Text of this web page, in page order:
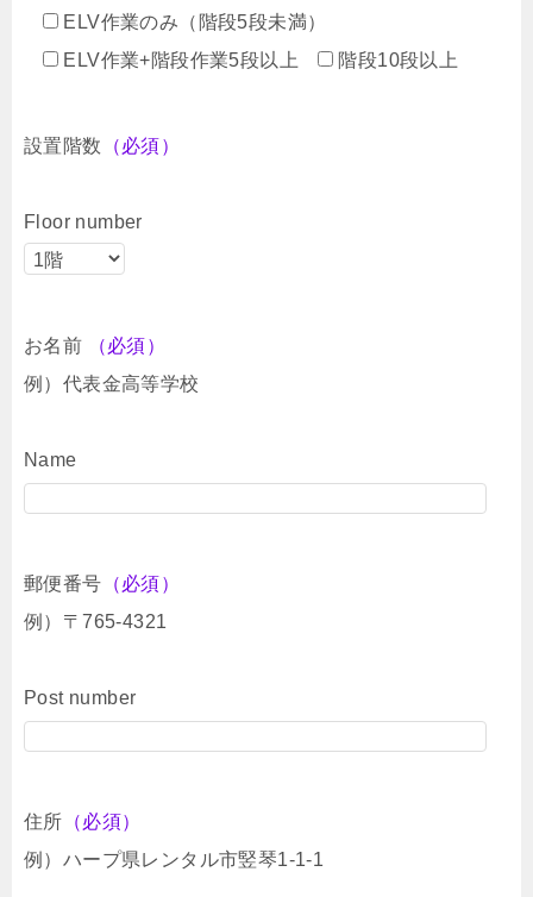
ELV作業のみ（階段5段未満）
ELV作業+階段作業5段以上
階段10段以上
設置階数 （必須）
Floor number
お名前
（必須）
例）代表金高等学校
Name
郵便番号 （必須）
例）〒765-4321
Post number
住所 （必須）
例）ハープ県レンタル市竪琴1-1-1